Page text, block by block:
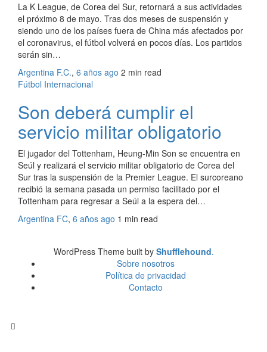
La K League, de Corea del Sur, retornará a sus actividades
el próximo 8 de mayo. Tras dos meses de suspensión y
siendo uno de los países fuera de China más afectados por
el coronavirus, el fútbol volverá en pocos días. Los partidos
serán sin…
Argentina F.C., 6 años ago 2 min read
Fútbol Internacional
Son deberá cumplir el
servicio militar obligatorio
El jugador del Tottenham, Heung-Min Son se encuentra en
Seúl y realizará el servicio militar obligatorio de Corea del
Sur tras la suspensión de la Premier League. El surcoreano
recibió la semana pasada un permiso facilitado por el
Tottenham para regresar a Seúl a la espera del…
Argentina FC, 6 años ago 1 min read
WordPress Theme built by Shufflehound.
Sobre nosotros
Política de privacidad
Contacto